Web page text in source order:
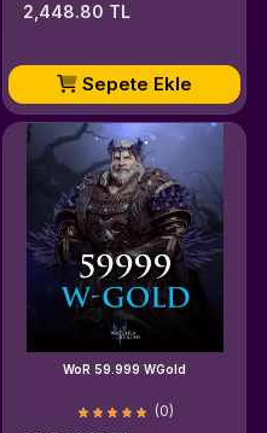
2,448.80 TL
Sepete Ekle
WoR 59.999 WGold
(0)